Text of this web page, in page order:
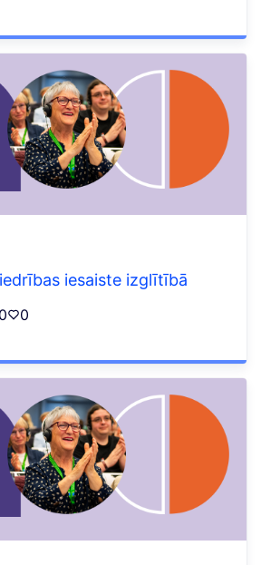
iesaiste izglītībā
0 0